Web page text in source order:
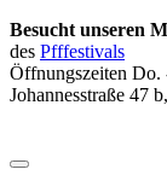
Besucht unseren
des Pfffestivals
Öffnungszeiten
Johannesstraße 47